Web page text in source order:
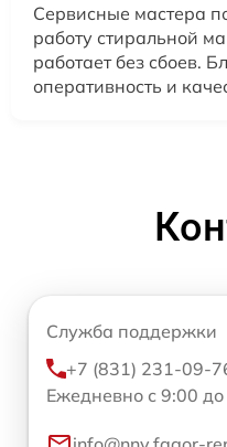
Сервисные мастера
работу стиральной
работает без сбоев.
оперативность и
Служба поддержки
+7 (831) 231-09-
Ежедневно с 9:00